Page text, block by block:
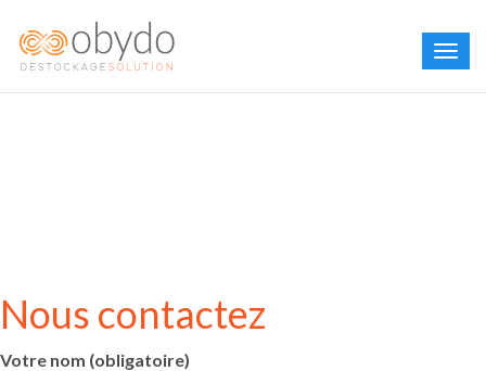
Nous contactez
Votre nom (obligatoire)